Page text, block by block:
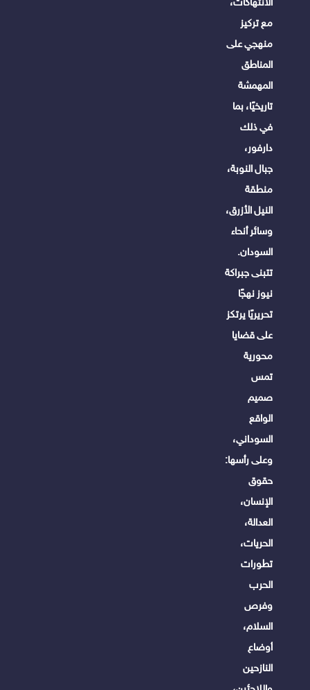
مع تركيز
منهجي على
المناطق
المهمشة
تاريخيًا، بما
في ذلك
دارفور،
جبال النوبة،
منطقة
النيل الأزرق،
وسائر أنحاء
السودان.
تتبنى جبراكة
نيوز نهجًا
تحريريًا يرتكز
على قضايا
محورية
تمس
صميم
الواقع
السوداني،
وعلى رأسها:
حقوق
الإنسان،
العدالة،
الحريات،
تطورات
الحرب
وفرص
السلام،
أوضاع
النازحين